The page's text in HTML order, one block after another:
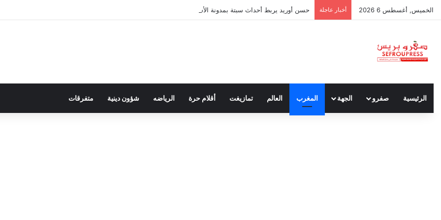
الخميس, أغسطس 6 2026 أخبار عاجلة حسن أوريد يربط أحداث سبتة بمدونة الأسرة في قراءة للتحولات الاجتماعية
الرئيسية صفرو الجهة المغرب العالم تمازيغت أقلام حرة الرياضه شؤون دينية متفرقات